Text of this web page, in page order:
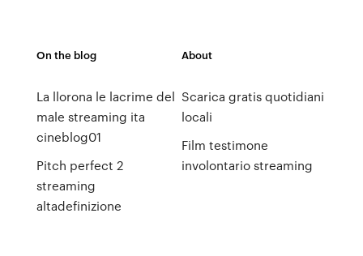
On the blog
La llorona le lacrime del
male streaming ita
cineblog01
Pitch perfect 2
streaming
altadefinizione
About
Scarica gratis quotidiani
locali
Film testimone
involontario streaming